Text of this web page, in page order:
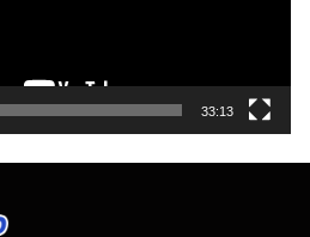
33:13